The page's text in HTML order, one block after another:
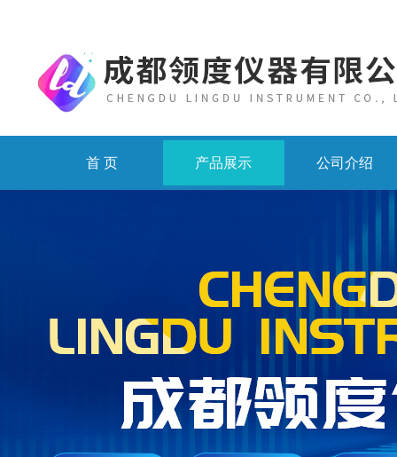
首 页 产品展示 公司介绍